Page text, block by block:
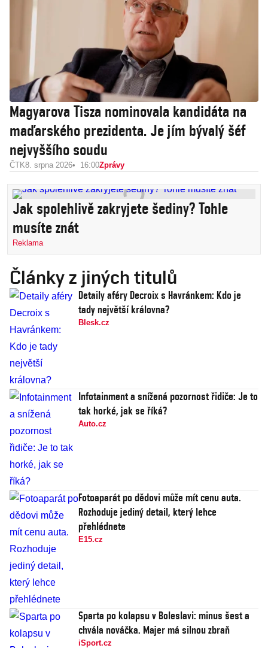
Magyarova Tisza nominovala kandidáta na
maďarského prezidenta. Je jím bývalý šéf
nejvyššího soudu
ČTK8. srpna 2026 16:00Zprávy
Jak spolehlivě zakryjete šediny? Tohle
musíte znát
Reklama
Články z jiných titulů
Detaily aféry Decroix s Havránkem: Kdo je
tady největší královna?
Blesk.cz
Infotainment a snížená pozornost řidiče: Je to
tak horké, jak se říká?
Auto.cz
Fotoaparát po dědovi může mít cenu auta.
Rozhoduje jediný detail, který lehce
přehlédnete
E15.cz
Sparta po kolapsu v Boleslavi: minus šest a
chvála nováčka. Majer má silnou zbraň
iSport.cz